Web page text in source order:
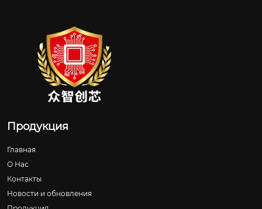
Продукция
Главная
О Нас
Контакты
Новости и обновления